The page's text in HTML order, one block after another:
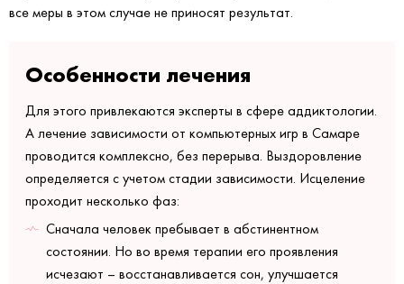
все меры в этом случае не приносят результат.
Особенности лечения
Для этого привлекаются эксперты в сфере аддиктологии.
А лечение зависимости от компьютерных игр в Самаре
проводится комплексно, без перерыва. Выздоровление
определяется с учетом стадии зависимости. Исцеление
проходит несколько фаз:
Сначала человек пребывает в абстинентном
состоянии. Но во время терапии его проявления
исчезают – восстанавливается сон, улучшается